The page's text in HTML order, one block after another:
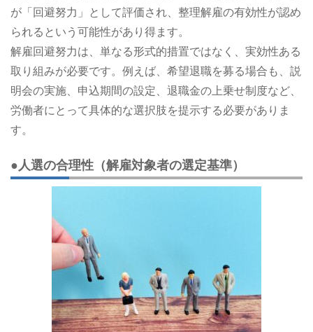
が「回避努力」として評価され、整理解雇の有効性が認め
られるという可能性があり得ます。
解雇回避努力は、単なる形式的措置ではなく、実効性ある
取り組みが必要です。例えば、希望退職を募る場合も、説
明会の実施、申込期間の設定、退職金の上乗せ制度など、
労働者にとって具体的な選択肢を提示する必要がありま
す。
●人選の合理性（解雇対象者の選定基準）